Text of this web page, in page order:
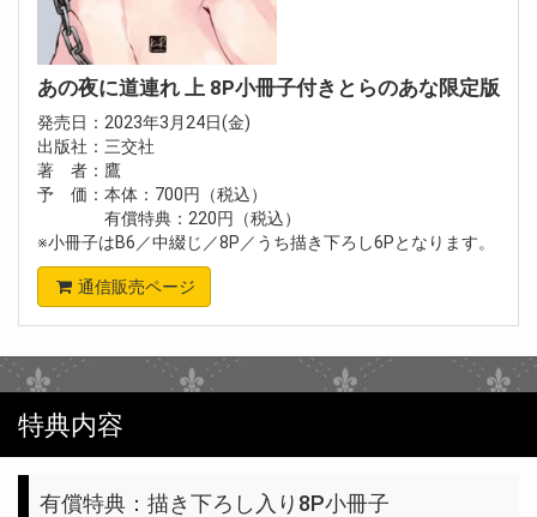
あの夜に道連れ 上 8P小冊子付きとらのあな限定版
発売日：2023年3月24日(金)
出版社：三交社
著 者：鷹
予 価：本体：700円（税込）
有償特典：220円（税込）
※小冊子はB6／中綴じ／8P／うち描き下ろし6Pとなります。
通信販売ページ
特典内容
有償特典：描き下ろし入り8P小冊子